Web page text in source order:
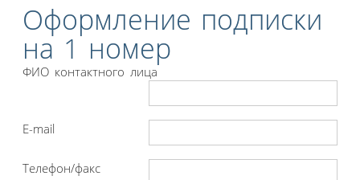
Оформление подписки
на 1 номер
ФИО контактного лица
E-mail
Телефон/факс